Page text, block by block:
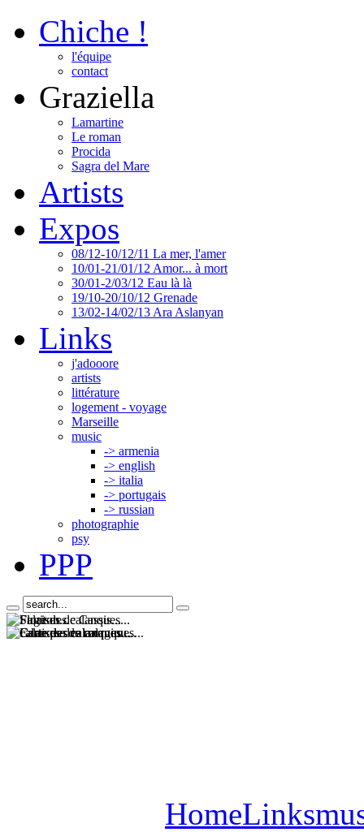
Chiche !
l'équipe
contact
Graziella
Lamartine
Le roman
Procida
Sagra del Mare
Artists
Expos
08/12-10/12/11 La mer, l'amer
10/01-21/01/12 Amor... à mort
30/01-2/03/12 Eau là là
19/10-20/10/12 Grenade
13/02-14/02/13 Ara Aslanyan
Links
j'adooore
artists
littérature
logement - voyage
Marseille
music
-> armenia
-> english
-> italia
-> portugais
-> russian
photographie
psy
PPP
HomeLinks